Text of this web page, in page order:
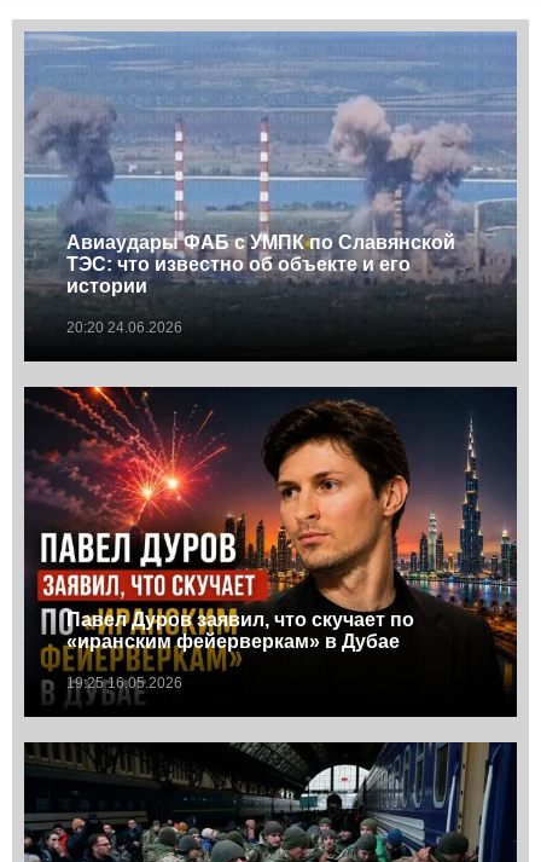
Авиаудары ФАБ с УМПК по Славянской
ТЭС: что известно об объекте и его
истории
20:20 24.06.2026
Павел Дуров заявил, что скучает по
«иранским фейерверкам» в Дубае
19:25 16.05.2026